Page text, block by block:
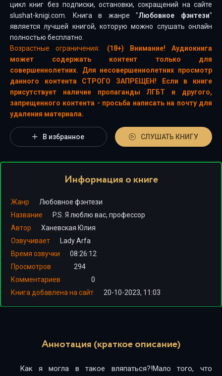
цикл книг без подписки, остановки, сокращений на сайте
slushat-knigi.com. Книга в жанре "Любовное фэнтези"
является лучшей книгой, которую можно слушать онлайн
полностью бесплатно.
Возрастные ограничения:
(18+) Внимание! Аудиокнига
может содержать контент только для
совершеннолетних. Для несовершеннолетних просмотр
данного контента СТРОГО ЗАПРЕЩЕН! Если в книге
присутствует наличие пропаганды ЛГБТ и другого,
запрещенного контента - просьба написать на почту для
удаления материала.
В избранное СЛУШАТЬ КНИГУ
Информация о книге
Жанр
Любовное фэнтези
Название
P.S. Я люблю вас, профессор
Автор
Ханевская Юлия
Озвучивает
Lady Arfa
Время озвучки
08:26:12
Просмотров
294
Комментариев
0
Книга добавлена на сайт
20-10-2023, 11:03
Аннотация (краткое описание)
Как я могла в такое вляпаться?!Мало того, что